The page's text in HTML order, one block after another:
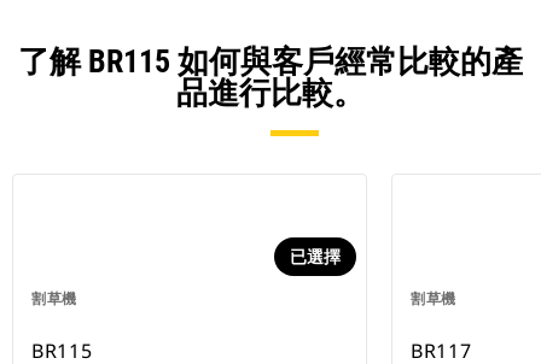
了解 BR115 如何與客戶經常比較的產
品進行比較。
割草機
已選擇
BR115
割草機
BR117